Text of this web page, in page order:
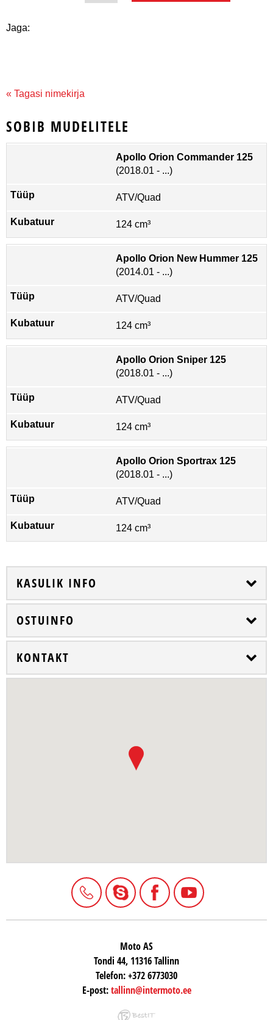
Jaga:
« Tagasi nimekirja
SOBIB MUDELITELE
Apollo Orion Commander 125
(2018.01 - ...)
ATV/Quad
124 cm³
Apollo Orion New Hummer 125
(2014.01 - ...)
ATV/Quad
124 cm³
Apollo Orion Sniper 125
(2018.01 - ...)
ATV/Quad
124 cm³
Apollo Orion Sportrax 125
(2018.01 - ...)
ATV/Quad
124 cm³
KASULIK INFO
OSTUINFO
KONTAKT
Moto AS
Tondi 44, 11316 Tallinn
Telefon:+372 6773030
E-post:tallinn@intermoto.ee